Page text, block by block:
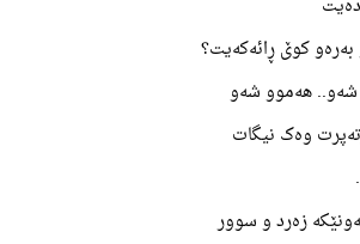
کوێ ڕائەکەیت؟
هەموو شەو
وەک نیگات
زەرد و سوور